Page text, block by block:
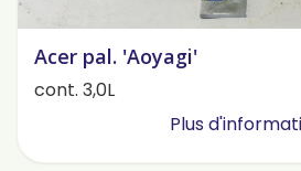
Acer pal. 'Aoyagi'
cont. 3,0L
Plus